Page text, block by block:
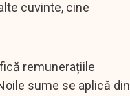
cuvinte, cine
remunerațiile
sume se aplică din